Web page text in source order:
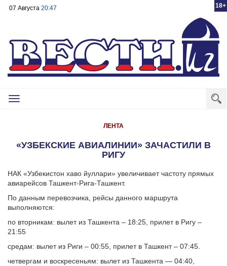
18+
07 Августа 20:47
Toggle
ЛЕНТА
«УЗБЕКСКИЕ АВИАЛИНИИ» ЗАЧАСТИЛИ В
РИГУ
НАК «Узбекистон хаво йуллари» увеличивает частоту прямых
авиарейсов Ташкент-Рига-Ташкент.
По данным перевозчика, рейсы данного маршрута
выполняются:
по вторникам: вылет из Ташкента – 18:25, прилет в Ригу –
21:55
средам: вылет из Риги – 00:55, прилет в Ташкент – 07:45.
четвергам и воскресеньям: вылет из Ташкента — 04:40,